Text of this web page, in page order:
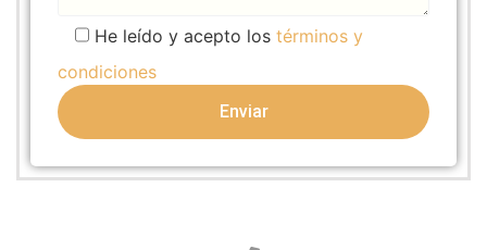
He leído y acepto los términos y
condiciones